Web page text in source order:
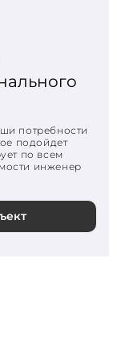
потребности
подойдет
по всем
инженер